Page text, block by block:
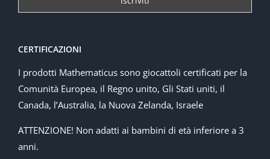
CERTIFICAZIONI
I prodotti Mathematicus sono giocattoli certificati per la
Comunità Europea, il Regno unito, Gli Stati uniti, il
Canada, l’Australia, la Nuova Zelanda, Israele
ATTENZIONE! Non adatti ai bambini di età inferiore a 3
anni.